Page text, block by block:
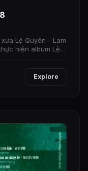
Lệ Quyên - Lam
hiện album Lệ
Explore